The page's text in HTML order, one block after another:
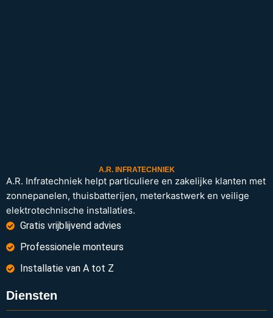
A.R. INFRATECHNIEK
A.R. Infratechniek helpt particuliere en zakelijke klanten met
zonnepanelen, thuisbatterijen, meterkastwerk en veilige
elektrotechnische installaties.
Gratis vrijblijvend advies
Professionele monteurs
Installatie van A tot Z
Diensten